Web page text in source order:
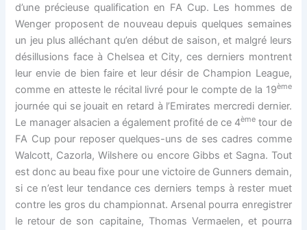
d’une précieuse qualification en FA Cup. Les hommes de
Wenger proposent de nouveau depuis quelques semaines
un jeu plus alléchant qu’en début de saison, et malgré leurs
désillusions face à Chelsea et City, ces derniers montrent
leur envie de bien faire et leur désir de Champion League,
comme en atteste le récital livré pour le compte de la 19ème
journée qui se jouait en retard à l’Emirates mercredi dernier.
Le manager alsacien a également profité de ce 4ème tour de
FA Cup pour reposer quelques-uns de ses cadres comme
Walcott, Cazorla, Wilshere ou encore Gibbs et Sagna. Tout
est donc au beau fixe pour une victoire de Gunners demain,
si ce n’est leur tendance ces derniers temps à rester muet
contre les gros du championnat. Arsenal pourra enregistrer
le retour de son capitaine, Thomas Vermaelen, et pourra